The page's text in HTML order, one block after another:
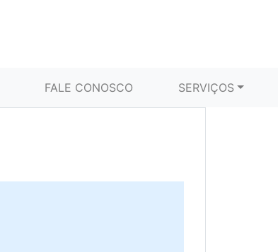
FALE CONOSCO SERVIÇOS